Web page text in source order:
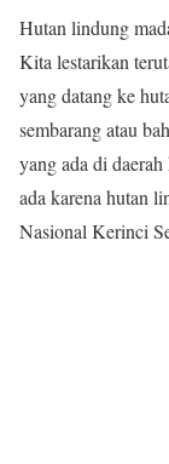
Hutan lindung
Kita lestarikan
yang datang ke
sembarang atau
yang ada di
ada karena hutan
Nasional Kerinci